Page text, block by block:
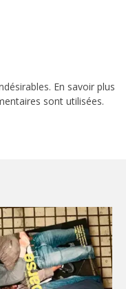
En savoir plus
sont utilisées.